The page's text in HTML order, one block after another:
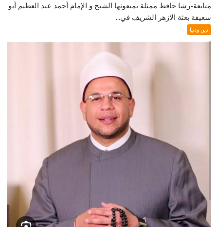
متابعة-رشا حافظ ممثلة بمبعوثها الشيخ و الإمام أحمد عبد العظيم أبو
سعيفة بعثة الازهر الشريف في...
دين ودنيا